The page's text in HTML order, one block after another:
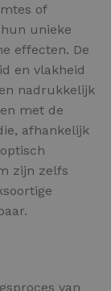
of
unieke
effecten. De
en vlakheid
nadrukkelijk
met de
afhankelijk
zijn zelfs
van